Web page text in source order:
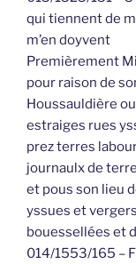
qui tiennent de
m’en doyvent
Premièrement
pour raison de
Houssauldière
estraiges rues
prez terres
journaulx de
et pous son lieu
yssues et
bouessellées et
014/1553/165 –